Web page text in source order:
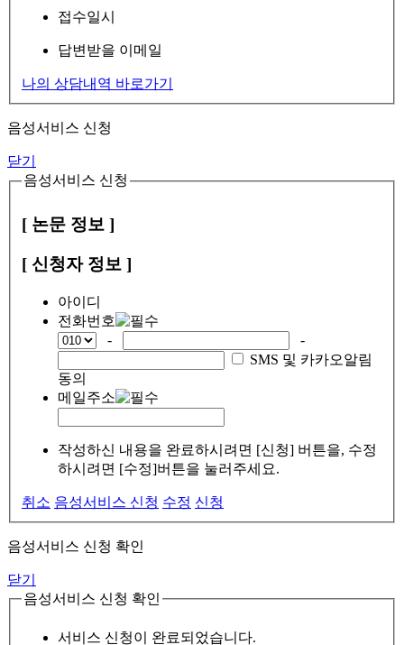
접수일시
답변받을 이메일
나의 상담내역 바로가기
음성서비스 신청
닫기
음성서비스 신청
[ 논문 정보 ]
[ 신청자 정보 ]
아이디
전화번호
-
-
SMS 및 카카오알림
동의
메일주소
작성하신 내용을 완료하시려면 [신청] 버튼을, 수정
하시려면 [수정]버튼을 눌러주세요.
취소 음성서비스 신청 수정 신청
음성서비스 신청 확인
닫기
음성서비스 신청 확인
서비스 신청이 완료되었습니다.